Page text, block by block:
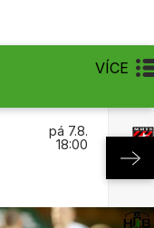
VÍCE
pá 7.8.
18:00